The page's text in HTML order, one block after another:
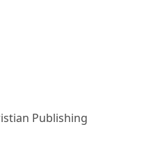
Publishing